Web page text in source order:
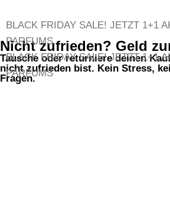
BLACK FRIDAY SALE! JETZT 1+1
PARFUMS
BLACK FRIDAY SALE!JETZT 1+1
PARFUMS
Nicht zufrieden? Geld
Tausche oder returniere deinen
nicht zufrieden bist. Kein Stress,
Fragen.